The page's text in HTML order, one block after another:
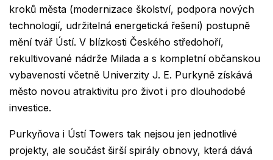
kroků města (modernizace školství, podpora nových
technologií, udržitelná energetická řešení) postupně
mění tvář Ústí. V blízkosti Českého středohoří,
rekultivované nádrže Milada a s kompletní občanskou
vybaveností včetně Univerzity J. E. Purkyně získává
město novou atraktivitu pro život i pro dlouhodobé
investice.
Purkyňova i Ústí Towers tak nejsou jen jednotlivé
projekty, ale součást širší spirály obnovy, která dává